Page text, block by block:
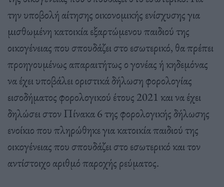
την υποβολή αίτησης οικονομικής ενίσχυσης για
μισθωμένη κατοικία εξαρτώμενου παιδιού της
οικογένειας που σπουδάζει στο εσωτερικό, θα πρέπει
προηγουμένως απαραιτήτως ο γονέας ή κηδεμόνας
να έχει υποβάλει οριστικά δήλωση φορολογίας
εισοδήματος φορολογικού έτους 2021 και να έχει
δηλώσει στον Πίνακα 6 της φορολογικής δήλωσης
ενοίκιο που πληρώθηκε για κατοικία παιδιού της
οικογένειας που σπουδάζει στο εσωτερικό και τον
αντίστοιχο αριθμό παροχής ρεύματος.